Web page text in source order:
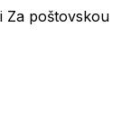
Za poštovskou